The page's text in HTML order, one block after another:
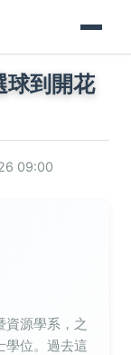
球到開花
09:00
資源學系，之
學位。過去這